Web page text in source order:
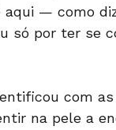
— como
só por ter se
com
na pele a